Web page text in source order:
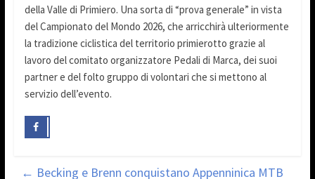
della Valle di Primiero. Una sorta di “prova generale” in vista
del Campionato del Mondo 2026, che arricchirà ulteriormente
la tradizione ciclistica del territorio primierotto grazie al
lavoro del comitato organizzatore Pedali di Marca, dei suoi
partner e del folto gruppo di volontari che si mettono al
servizio dell’evento.
← Becking e Brenn conquistano Appenninica MTB